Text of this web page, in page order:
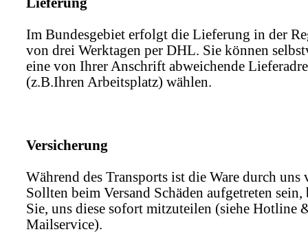
Im Bundesgebiet erfolgt die Lieferung in der
von drei Werktagen per DHL. Sie können
eine von Ihrer Anschrift abweichende
(z.B.Ihren Arbeitsplatz) wählen.
Versicherung
Während des Transports ist die Ware durch uns
Sollten beim Versand Schäden aufgetreten
Sie, uns diese sofort mitzuteilen (siehe Hotline
Mailservice).